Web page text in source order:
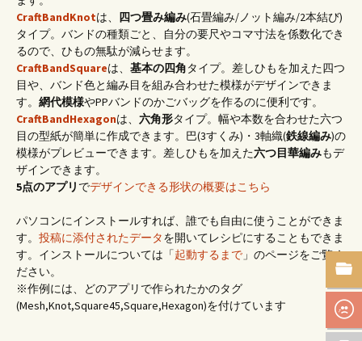
CraftBandKnotは、 四つ畳み編み(石畳編み/ノット編み/2本結び)
タイプ。バンドの種類ごと、自分の要尺やコマ寸法を係数化でき
るので、ひもの無駄が減らせます。
CraftBandSquareは、 基本の四角タイプ。差しひもを加えた四つ
目や、バンド色と編み目を組み合わせた模様がデザインできま
す。 網代模様やPPバンドのかごバッグを作るのに便利です。
CraftBandHexagonは、 六角形タイプ。幅や本数を合わせた六つ
目の型紙が簡単に作成できます。巴(3すくみ)・3軸織(鉄線編み)の
模様がプレビューできます。差しひもを加えた六つ目華編みもデ
ザインできます。
5点のアプリ でデザインできる形状の概要はこちら
パソコンにインストールすれば、誰でも自由に使うことができま
す。 投稿に添付されたデータを開いてレシピにすることもできま
す。インストールについては「起動するまで 」のページをご覧く
ださい。
※作例には、どのアプリで作られたかのタグ
(Mesh,Knot,Square45,Square,Hexagon)を付けています